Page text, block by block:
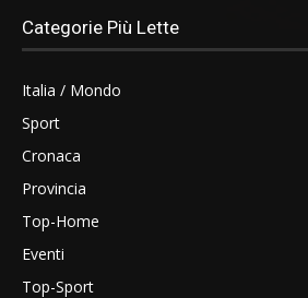
Categorie Più Lette
Italia / Mondo
Sport
Cronaca
Provincia
Top-Home
Eventi
Top-Sport